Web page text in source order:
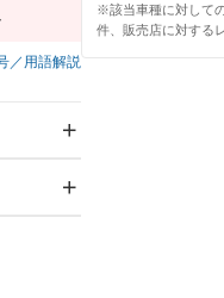
／用語解説
※該当車種に対して
件、販売店に対する